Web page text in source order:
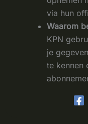
via hun
Waarom
KPN
je
te kennen